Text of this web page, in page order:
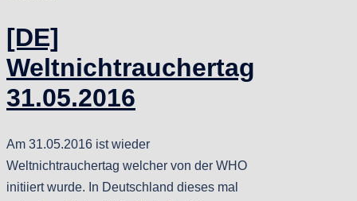
[DE]
Weltnichtrauchertag
31.05.2016
Am 31.05.2016 ist wieder
Weltnichtrauchertag welcher von der WHO
initiiert wurde. In Deutschland dieses mal